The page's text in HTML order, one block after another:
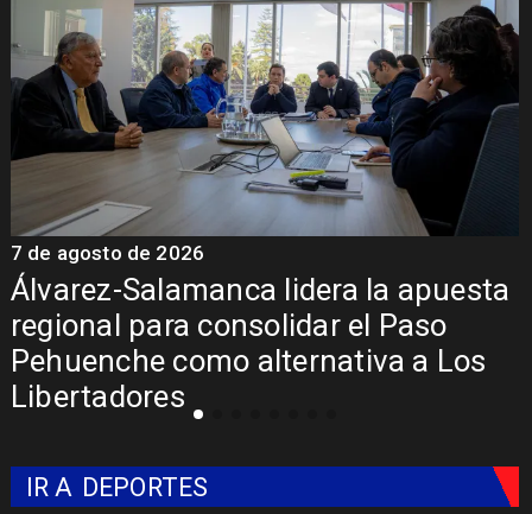
Álvarez-Salamanca lidera la apuesta
regional para consolidar el Paso
Pehuenche como alternativa a Los
Libertadores
7 de agosto de 2026
IR A DEPORTES